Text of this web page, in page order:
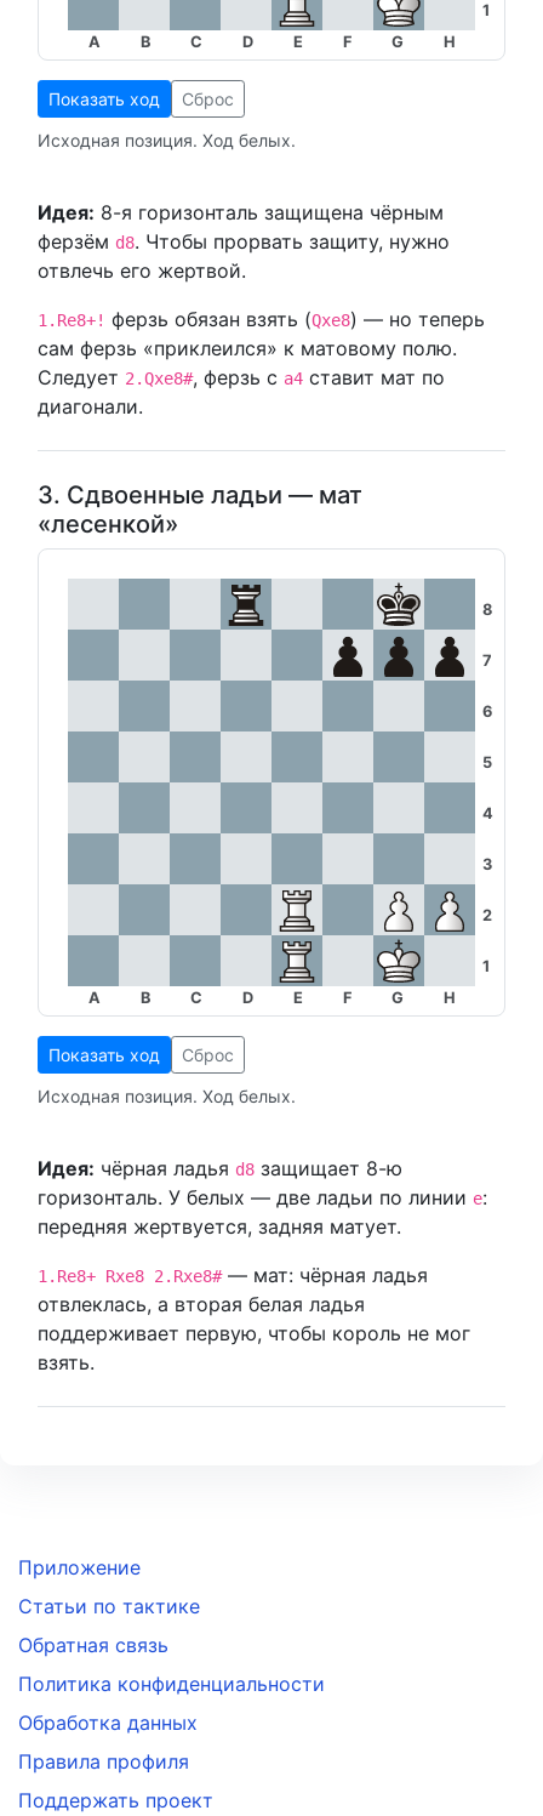
1
A B C D E F G H
Показать ход
Сброс
Исходная позиция. Ход белых.
Идея: 8-я горизонталь защищена чёрным
ферзём d8. Чтобы прорвать защиту, нужно
отвлечь его жертвой.
1.Re8+! ферзь обязан взять (Qxe8) — но теперь
сам ферзь «приклеился» к матовому полю.
Следует 2.Qxe8#, ферзь с a4 ставит мат по
диагонали.
3. Сдвоенные ладьи — мат
«лесенкой»
1
2
3
4
5
6
7
8
A B C D E F G H
Показать ход
Сброс
Исходная позиция. Ход белых.
Идея: чёрная ладья d8 защищает 8-ю
горизонталь. У белых — две ладьи по линии e:
передняя жертвуется, задняя матует.
1.Re8+ Rxe8 2.Rxe8#— мат: чёрная ладья
отвлеклась, а вторая белая ладья
поддерживает первую, чтобы король не мог
взять.
Приложение
Статьи по тактике
Обратная связь
Политика конфиденциальности
Обработка данных
Правила профиля
Поддержать проект